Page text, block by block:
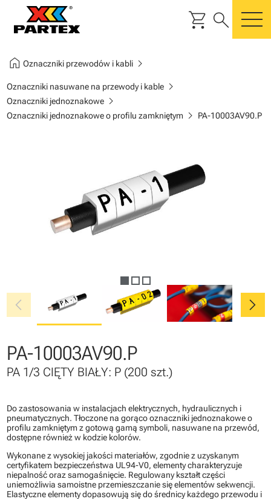
shopping_cart search
home Oznaczniki przewodów i kablichevron_right
Oznaczniki nasuwane na przewody i kablechevron_right
Oznaczniki jednoznakowechevron_right
Oznaczniki jednoznakowe o profilu zamkniętym chevron_right PA-10003AV90.P
chevron_left chevron_right
PA-10003AV90.P
PA 1/3 CIĘTY BIAŁY: P (200 szt.)
Do zastosowania w instalacjach elektrycznych, hydraulicznych i
pneumatycznych. Tłoczone na gorąco oznaczniki jednoznakowe o
profilu zamkniętym z gotową gamą symboli, nasuwane na przewód,
dostępne również w kodzie kolorów.
Wykonane z wysokiej jakości materiałów, zgodnie z uzyskanym
certyfikatem bezpieczeństwa UL94-V0, elementy charakteryzuje
niepalność oraz samogaśnięcie. Regulowany kształt części
uniemożliwia samoistne przemieszczanie się elementów sekwencji.
Elastyczne elementy dopasowują się do średnicy każdego przewodu i